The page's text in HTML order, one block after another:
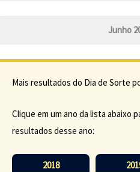
Junho
Mais resultados do Dia de Sorte
Clique em um ano da lista abaixo
resultados desse ano:
2018